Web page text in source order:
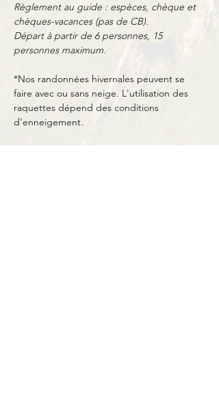
Règlement au guide : espèces, chèque et
chèques-vacances (pas de CB).
Départ à partir de 6 personnes, 15
personnes maximum.
*Nos randonnées hivernales peuvent se
faire avec ou sans neige. L'utilisation des
raquettes dépend des conditions
d'enneigement.